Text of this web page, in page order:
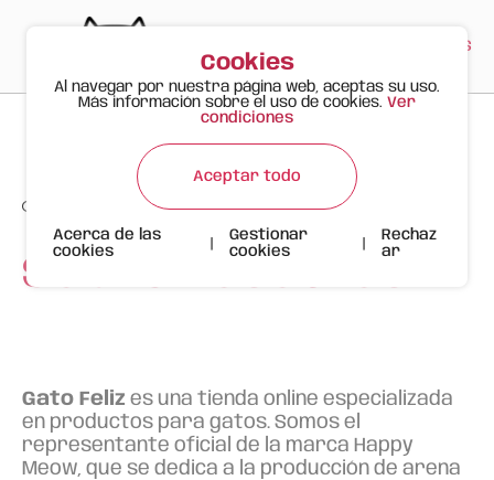
ES
Sobre nosotros
Gato Feliz es una tienda online especializada
en productos para gatos. Somos el
representante oficial de la marca Happy
Meow, que se dedica a la producción de arena
Cookies
Al navegar por nuestra página web, aceptas su uso.
Más información sobre el uso de cookies. Ver
condiciones
Aceptar todo
Acerca de las
cookies
Gestionar
cookies
Rechaz
ar